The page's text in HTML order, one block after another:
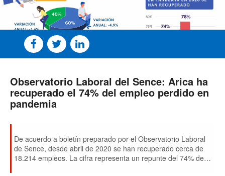
Observatorio Laboral del Sence: Arica ha
recuperado el 74% del empleo perdido en
pandemia
De acuerdo a boletín preparado por el Observatorio Laboral
de Sence, desde abril de 2020 se han recuperado cerca de
18.214 empleos. La cifra representa un repunte del 74% de